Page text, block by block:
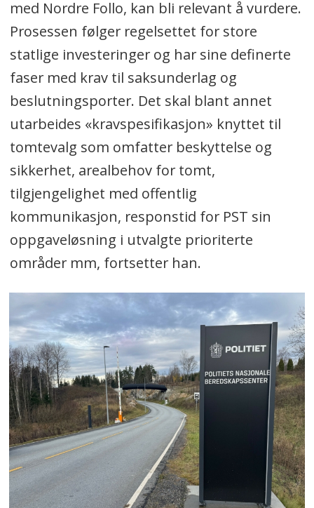
med Nordre Follo, kan bli relevant å vurdere.
Prosessen følger regelsettet for store
statlige investeringer og har sine definerte
faser med krav til saksunderlag og
beslutningsporter. Det skal blant annet
utarbeides «kravspesifikasjon» knyttet til
tomtevalg som omfatter beskyttelse og
sikkerhet, arealbehov for tomt,
tilgjengelighet med offentlig
kommunikasjon, responstid for PST sin
oppgaveløsning i utvalgte prioriterte
områder mm, fortsetter han.